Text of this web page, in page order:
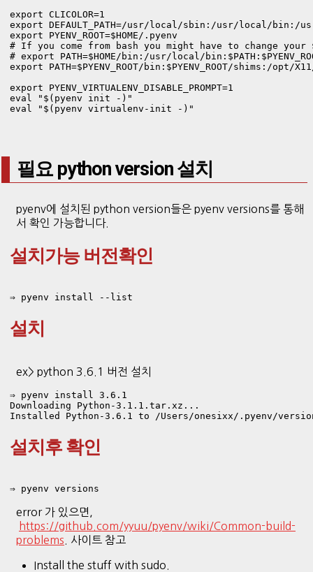
export CLICOLOR=1
export DEFAULT_PATH=/usr/local/sbin:/usr/local/
export PYENV_ROOT=$HOME/.pyenv
# If you come from bash you might have to change your
# export PATH=$HOME/bin:/usr/local/
export PATH=$PYENV_ROOT/bin:$PYENV_ROOT/shims:/opt/
export PYENV_VIRTUALENV_DISABLE_PROMPT=1
eval "$(pyenv init -)"
eval "$(pyenv virtualenv-init -)"
필요 python version 설치
pyenv에 설치된 python version들은 pyenv versions를 통해
서 확인 가능합니다.
설치가능 버전확인
⇒ pyenv install --list
설치
ex> python 3.6.1 버전 설치
Downloading Python-3.1.1.tar.xz...
Installed Python-3.6.1 to /Users/onesixx/.pyenv/
설치후 확인
⇒ pyenv versions
error 가 있으면,
https://github.com/yyuu/pyenv/wiki/Common-build-
problems . 사이트 참고
Install the stuff with sudo.